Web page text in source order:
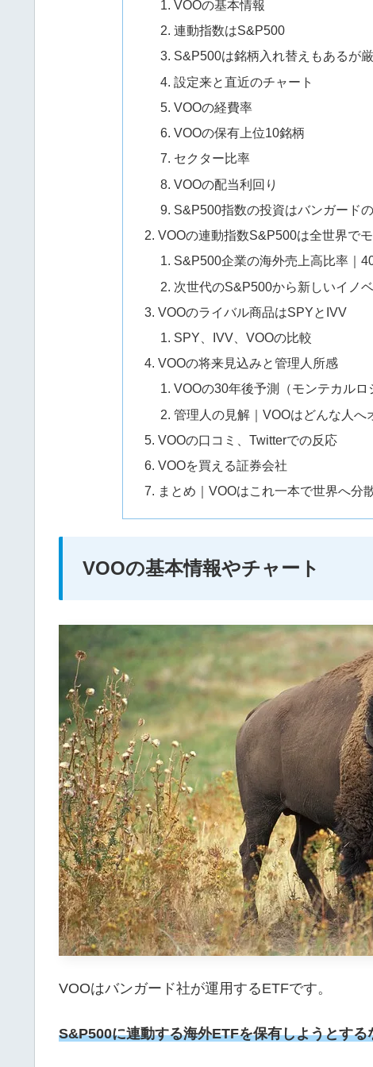
VOOの基本情報
連動指数はS&P500
S&P500は銘柄入れ替えもあるが
設定来と直近のチャート
VOOの経費率
VOOの保有上位10銘柄
セクター比率
VOOの配当利回り
S&P500指数の投資はバンガード
VOOの連動指数S&P500は全世界で
S&P500企業の海外売上高比率｜
次世代のS&P500から新しいイノ
VOOのライバル商品はSPYとIVV
SPY、IVV、VOOの比較
VOOの将来見込みと管理人所感
VOOの30年後予測（モンテカルロ
管理人の見解｜VOOはどんな人へ
VOOの口コミ、Twitterでの反応
VOOを買える証券会社
まとめ｜VOOはこれ一本で世界へ分
VOOの基本情報やチャート
VOOはバンガード社が運用するETFです。
S&P500に連動する海外ETFを保有しようとす